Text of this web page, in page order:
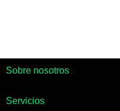
Sobre nosotros
Servicios